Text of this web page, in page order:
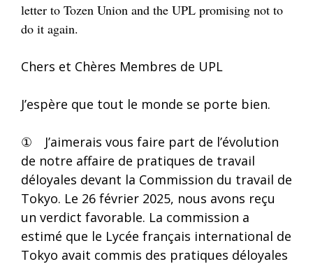
letter to Tozen Union and the UPL promising not to
do it again.
Chers et Chères Membres de UPL
J’espère que tout le monde se porte bien.
① J’aimerais vous faire part de l’évolution
de notre affaire de pratiques de travail
déloyales devant la Commission du travail de
Tokyo. Le 26 février 2025, nous avons reçu
un verdict favorable. La commission a
estimé que le Lycée français international de
Tokyo avait commis des pratiques déloyales